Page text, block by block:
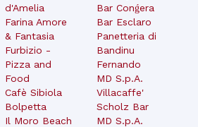
d'Amelia
Farina Amore
& Fantasia
Furbizio -
Pizza and
Food
Cafè Sibiola
Bolpetta
Il Moro Beach
Bar Conǵera
Bar Esclaro
Panetteria di
Bandinu
Fernando
MD S.p.A.
Villacaffe'
Scholz Bar
MD S.p.A.